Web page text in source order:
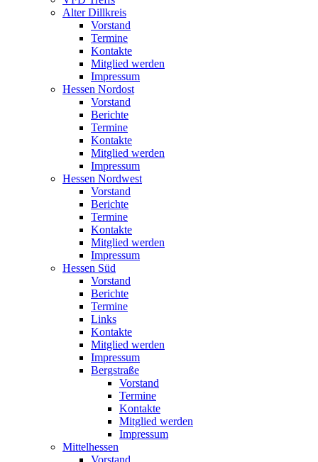
Alter Dillkreis
Vorstand
Termine
Kontakte
Mitglied werden
Impressum
Hessen Nordost
Vorstand
Berichte
Termine
Kontakte
Mitglied werden
Impressum
Hessen Nordwest
Vorstand
Berichte
Termine
Kontakte
Mitglied werden
Impressum
Hessen Süd
Vorstand
Berichte
Termine
Links
Kontakte
Mitglied werden
Impressum
Bergstraße
Vorstand
Termine
Kontakte
Mitglied werden
Impressum
Mittelhessen
Vorstand